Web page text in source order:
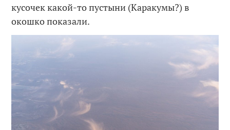
кусочек какой-то пустыни (Каракумы?) в
окошко показали.